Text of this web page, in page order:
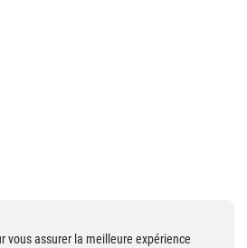
vous assurer la meilleure expérience